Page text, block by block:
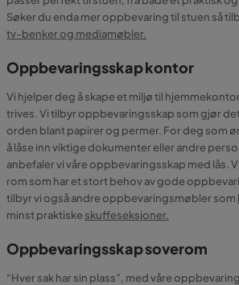
Søker du enda mer oppbevaring til stuen så
tv-benker og mediamøbler.
Oppbevaringsskap kontor
Vi hjelper deg å skape et miljø til
trives. Vi tilbyr oppbevaringsskap som gjør
orden blant papirer og permer. For deg som
å låse inn viktige dokumenter eller andre
anbefaler vi våre oppbevaringsskap med lås.
rom som har et stort behov av gode
tilbyr vi også andre oppbevaringsmøbler som
minst praktiske skuffeseksjoner.
Oppbevaringsskap soverom
“Hver sak har sin plass”, med våre